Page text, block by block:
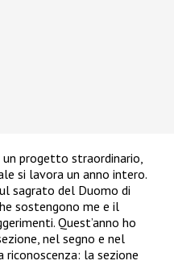
un progetto straordinario,
si lavora un anno intero.
sagrato del Duomo di
sostengono me e il
Quest’anno ho
nel segno e nel
la sezione